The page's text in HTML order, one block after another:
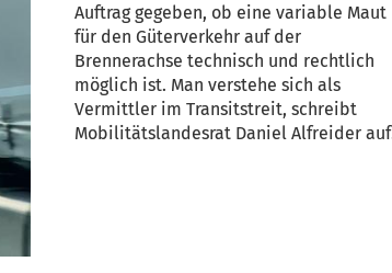
Auftrag gegeben, ob eine variable Maut
für den Güterverkehr auf der
Brennerachse technisch und rechtlich
möglich ist. Man verstehe sich als
Vermittler im Transitstreit, schreibt
Mobilitätslandesrat Daniel Alfreider auf